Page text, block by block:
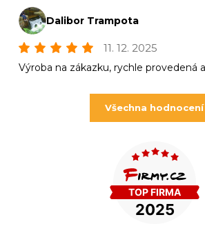
Dalibor Trampota
11. 12. 2025
Výroba na zákazku, rychle provedená
Všechna hodnocení